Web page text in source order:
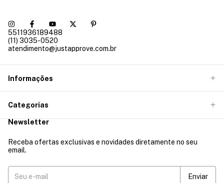
5511936189488
(11) 3035-0520
atendimento@justapprove.com.br
Informações
Categorias
Newsletter
Receba ofertas exclusivas e novidades diretamente no seu
email.